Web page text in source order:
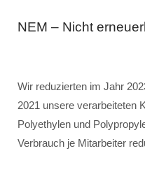
NEM – Nicht
Wir reduzierten im Jahr
2021 unsere verarbeiteten
Polyethylen und
Verbrauch je Mitarbeiter